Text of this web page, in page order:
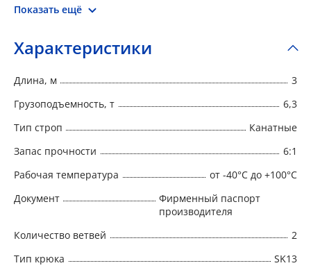
Показать ещё
Характеристики
Длина, м
3
Грузоподъемность, т
6,3
Тип строп
Канатные
Запас прочности
6:1
Рабочая температура
от -40°C до +100°C
Документ
Фирменный паспорт
производителя
Количество ветвей
2
Тип крюка
SK13